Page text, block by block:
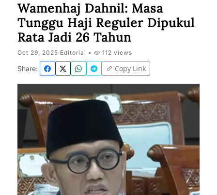
Wamenhaj Dahnil: Masa
Tunggu Haji Reguler Dipukul
Rata Jadi 26 Tahun
Oct 29, 2025 Editorial • 112 views
Share: Copy Link